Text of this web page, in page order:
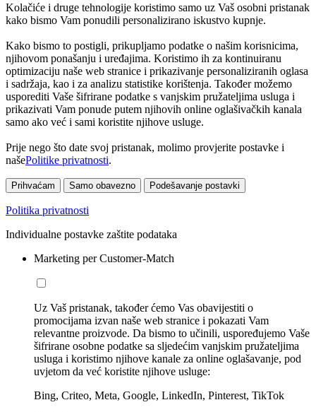
Kolačiće i druge tehnologije koristimo samo uz Vaš osobni pristanak
kako bismo Vam ponudili personalizirano iskustvo kupnje.
Kako bismo to postigli, prikupljamo podatke o našim korisnicima,
njihovom ponašanju i uređajima. Koristimo ih za kontinuiranu
optimizaciju naše web stranice i prikazivanje personaliziranih oglasa
i sadržaja, kao i za analizu statistike korištenja. Također možemo
usporediti Vaše šifrirane podatke s vanjskim pružateljima usluga i
prikazivati Vam ponude putem njihovih online oglašivačkih kanala
samo ako već i sami koristite njihove usluge.
Prije nego što date svoj pristanak, molimo provjerite postavke i
našePolitike privatnosti.
Prihvaćam Samo obavezno Podešavanje postavki
Politika privatnosti
Individualne postavke zaštite podataka
Marketing per Customer-Match
Uz Vaš pristanak, također ćemo Vas obavijestiti o
promocijama izvan naše web stranice i pokazati Vam
relevantne proizvode. Da bismo to učinili, uspoređujemo Vaše
šifrirane osobne podatke sa sljedećim vanjskim pružateljima
usluga i koristimo njihove kanale za online oglašavanje, pod
uvjetom da već koristite njihove usluge:
Bing, Criteo, Meta, Google, LinkedIn, Pinterest, TikTok